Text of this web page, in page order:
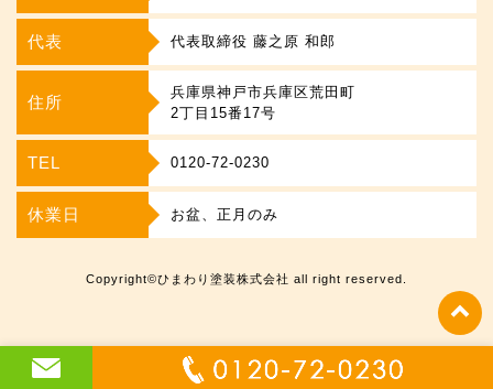
代表 代表取締役 藤之原 和郎
住所
兵庫県神戸市兵庫区荒田町
2丁目15番17号
TEL 0120-72-0230
休業日 お盆、正月のみ
Copyright©ひまわり塗装株式会社 all right reserved.